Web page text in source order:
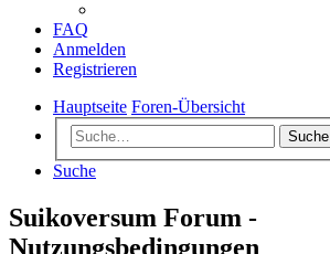
FAQ
Anmelden
Registrieren
Hauptseite Foren-Übersicht
Suche
Suche
Suikoversum Forum -
Nutzungsbedingungen